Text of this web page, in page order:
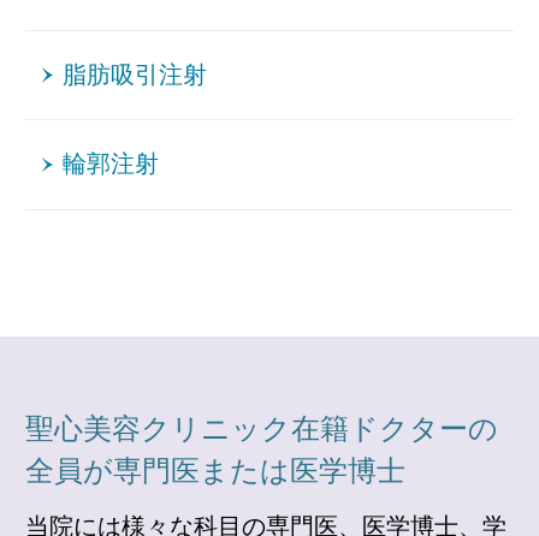
脂肪吸引注射
輪郭注射
聖心美容クリニック在籍ドクターの
全員が専門医または医学博士
当院には様々な科目の専門医、医学博士、学